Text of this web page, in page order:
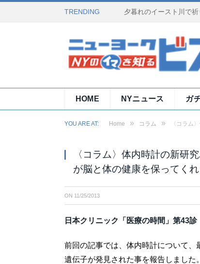
TRENDING
HOME NYニュース ガ
YOU ARE AT: Home » コラム » 〈コラム
〈コラム〉体内時計の新研
が脳と体の健康を保ってく
ON 11/25/2013
日本クリニック「医療の時間」第43診
前回の記事では、体内時計について
遺伝子が発見された事を報告しまし